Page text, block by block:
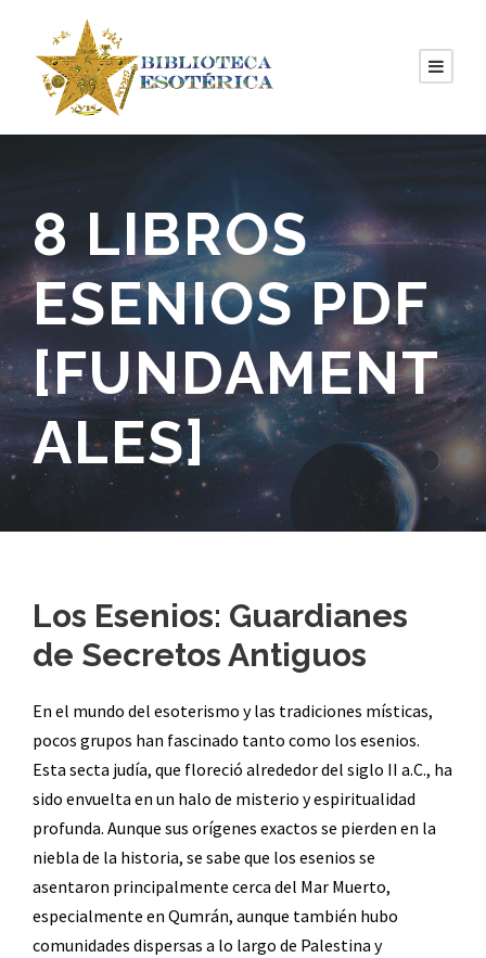
8 LIBROS
ESENIOS PDF
[FUNDAMENT
ALES]
Los Esenios: Guardianes
de Secretos Antiguos
En el mundo del esoterismo y las tradiciones místicas,
pocos grupos han fascinado tanto como los esenios.
Esta secta judía, que floreció alrededor del siglo II a.C., ha
sido envuelta en un halo de misterio y espiritualidad
profunda. Aunque sus orígenes exactos se pierden en la
niebla de la historia, se sabe que los esenios se
asentaron principalmente cerca del Mar Muerto,
especialmente en Qumrán, aunque también hubo
comunidades dispersas a lo largo de Palestina y